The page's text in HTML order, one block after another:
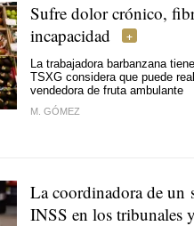
Sufre dolor crónico,
incapacidad
La trabajadora barbanzana
TSXG considera que puede
vendedora de fruta ambulante
M. GÓMEZ
La coordinadora de un
INSS en los tribunales